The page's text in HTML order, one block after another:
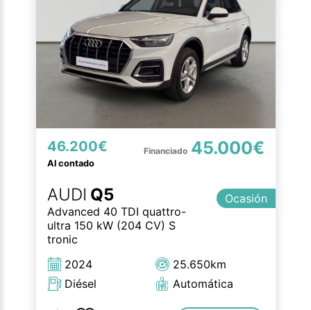
46.200€
Al contado
45.000€
AUDI Q5
Advanced 40 TDI quattro-
ultra 150 kW (204 CV) S
tronic
Ocasión
2024
Diésel
25.650km
Automática